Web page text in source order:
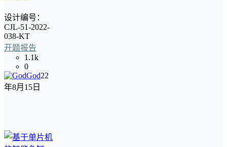
设计编号：
CJL-51-2022-
038-KT
开题报告
1.1k
0
God22
年8月15日